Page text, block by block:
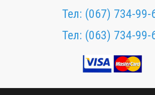
Тел: (067) 734-99-
Тел: (063) 734-99-